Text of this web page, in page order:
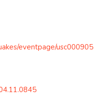
eventpage/usc000905